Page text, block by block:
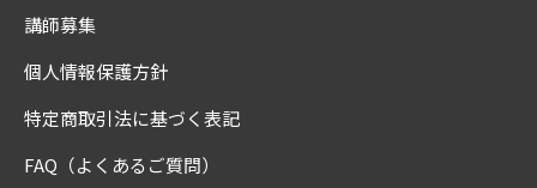
講師募集
個人情報保護方針
特定商取引法に基づく表記
FAQ（よくあるご質問）